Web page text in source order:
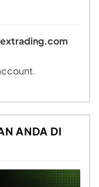
ANDA DI